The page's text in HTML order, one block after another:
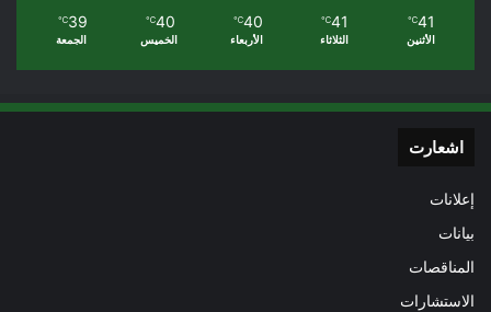
41
℃
الأثنين
41
℃
الثلاثاء
40
℃
الأربعاء
40
℃
الخميس
39
℃
الجمعة
اشعارت
إعلانات
بيانات
المناقصات
الاستشارات